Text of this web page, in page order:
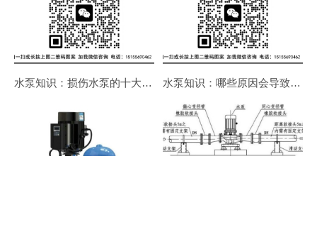
水泵知识：损伤水泵的十大错误使用方法 水泵知识：哪些原因会导致泵体发热？